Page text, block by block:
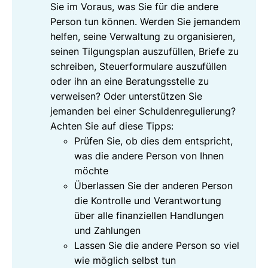
Sie im Voraus, was Sie für die andere
Person tun können. Werden Sie jemandem
helfen, seine Verwaltung zu organisieren,
seinen Tilgungsplan auszufüllen, Briefe zu
schreiben, Steuerformulare auszufüllen
oder ihn an eine Beratungsstelle zu
verweisen? Oder unterstützen Sie
jemanden bei einer Schuldenregulierung?
Achten Sie auf diese Tipps:
Prüfen Sie, ob dies dem entspricht,
was die andere Person von Ihnen
möchte
Überlassen Sie der anderen Person
die Kontrolle und Verantwortung
über alle finanziellen Handlungen
und Zahlungen
Lassen Sie die andere Person so viel
wie möglich selbst tun